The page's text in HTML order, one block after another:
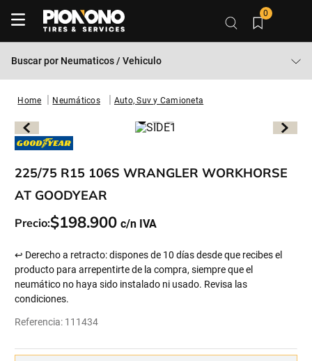
0
Buscar por Neumaticos / Vehiculo
Neumáticos Auto, Suv y Camioneta
225/75 R15 106S WRANGLER WORKHORSE
AT GOODYEAR
Precio:$198.900
↩ Derecho a retracto: dispones de 10 días desde que recibes el
producto para arrepentirte de la compra, siempre que el
neumático no haya sido instalado ni usado. Revisa las
condiciones.
Referencia: 111434